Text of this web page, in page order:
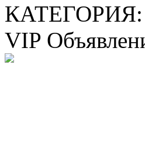
КАТЕГОРИЯ:
VIP